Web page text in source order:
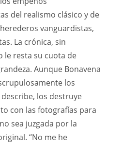
del realismo clásico y de
vanguardistas,
La crónica, sin
le resta su cuota de
Aunque Bonavena
los
los destruye
con las fotografías para
sea juzgada por la
“No me he